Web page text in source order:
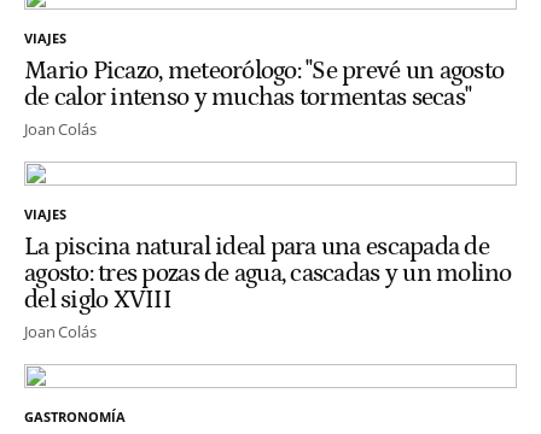
VIAJES
Mario Picazo, meteorólogo: "Se prevé un agosto
de calor intenso y muchas tormentas secas"
Joan Colás
VIAJES
La piscina natural ideal para una escapada de
agosto: tres pozas de agua, cascadas y un molino
del siglo XVIII
Joan Colás
GASTRONOMÍA